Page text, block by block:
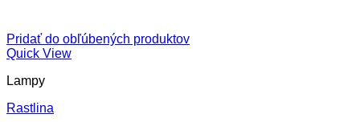
Pridať do obľúbených produktov
Quick View
Lampy
Rastlina